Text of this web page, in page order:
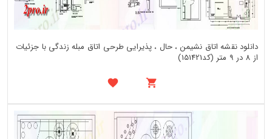
دانلود نقشه اتاق نشیمن ، حال ، پذیرایی طرحی اتاق مبله زندگی با جزئیات
از 8 در 9 متر (کد151421)